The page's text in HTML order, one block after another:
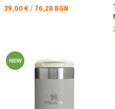
Текуща цена:
39,00 € / 76,28 BGN
NEW